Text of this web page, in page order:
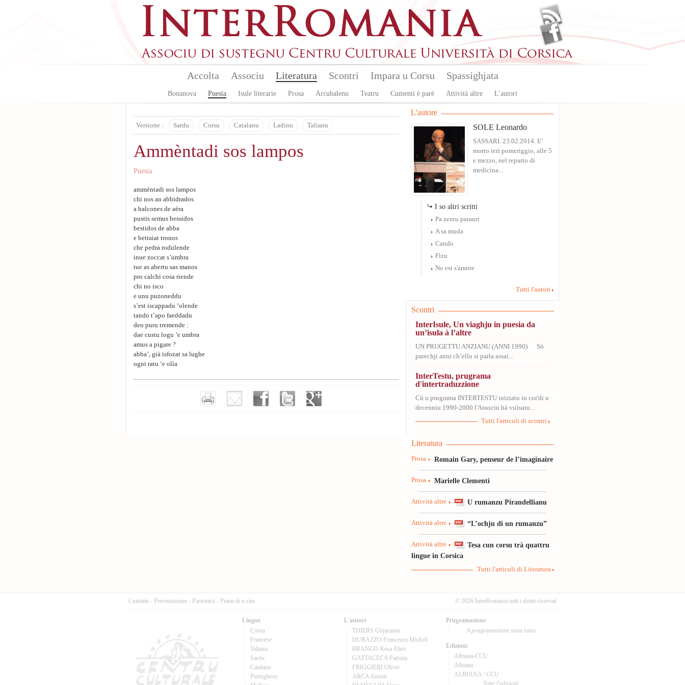
Accolta Associu Literatura
Bonanova Puesia Isule literarie Prosa Arcubalenu Teatru Cumenti è parè Attività altre L'autori
Scontri Impara u Corsu Spassighjata
Versione : Sardu Corsu Catalanu Ladinu Talianu
Ammèntadi sos lampos
Puesia
ammèntadi sos lampos
chi nos an abbidrados
a balcones de aèra
pustis semus bessidos
bestidos de abba
e bettaiat tronos
che pedra rodulende
inue zoccat s’umbra
tue as abertu sas manos
pro calchi cosa riende
chi no isco
e unu puzoneddu
s’est iscappadu ‘olende
tando t’apo faeddadu
deo puru tremende :
dae custu logu ‘e umbra
amus a pigare ?
abba’, già isfozat sa lughe
ogni ratu ‘e olìa
L'autore
SOLE Leonardo
SASSARI. 23.02.2014. E’
morto ieri pomeriggio, alle 5
e mezzo, nel reparto di
medicina...
I so altri scritti
Pa zentu parauri
A sa muda
Cando
Fìzu
No est s'amore
Tutti l'autori
Scontri
InterIsule, Un viaghju in puesia da
un’isula à l’altre
UN PRUGETTU ANZIANU (ANNI 1990) Sò
parechji anni ch’ellu si parla assai...
InterTestu, prugrama
d'intertraduzzione
Cù u prugrama INTERTESTU iniziatu in cor'di u
decenniu 1990-2000 l'Associu hà vulsutu...
Tutti l'articuli di scontri
Literatura
Prosa Romain Gary, penseur de l’imaginaire
Prosa Marielle Clementi
Attività altre U rumanzu Pirandellianu
Attività altre “L’ochju di un rumanzu”
Attività altre
Tesa cun corsu trà quattru
lingue in Corsica
Tutti l'articuli di Literatura
Cuntattu - Presentazione - Partenarii - Pianu di u situ © 2026 InterRomania tutti i diritti riservati
Lingue
Corsu
Francese
Talianu
Sardu
Catalanu
Purtughese
L'autore
THIERS Ghjacumu
DURAZZO Francescu Micheli
BRANCO Rosa Alice
GATTACECA Patrizia
FRIGGIERI Oliver
ARCA Antoni
Prugramazione
A prugramazione sana sana
Edizioni
Albiana-CCU
Albiana
ALBIANA / CCU
Tutte l'edizioni